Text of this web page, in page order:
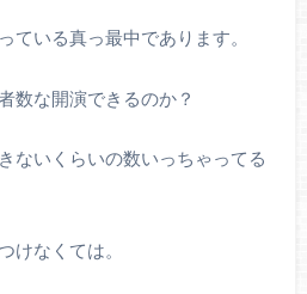
ている真っ最中であります。
数な開演できるのか？
ないくらいの数いっちゃってる
けなくては。